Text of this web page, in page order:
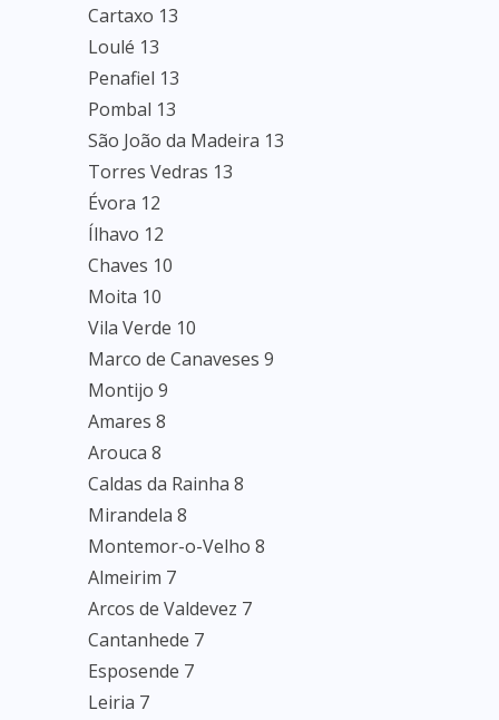
Cartaxo 13
Loulé 13
Penafiel 13
Pombal 13
São João da Madeira 13
Torres Vedras 13
Évora 12
Ílhavo 12
Chaves 10
Moita 10
Vila Verde 10
Marco de Canaveses 9
Montijo 9
Amares 8
Arouca 8
Caldas da Rainha 8
Mirandela 8
Montemor-o-Velho 8
Almeirim 7
Arcos de Valdevez 7
Cantanhede 7
Esposende 7
Leiria 7